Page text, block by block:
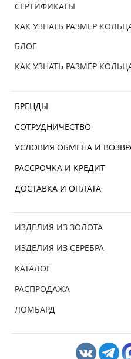
СЕРТИФИКАТЫ
КАК УЗНАТЬ РАЗМЕР
БЛОГ
КАК УЗНАТЬ РАЗМЕР
БРЕНДЫ
СОТРУДНИЧЕСТВО
УСЛОВИЯ ОБМЕНА И
РАССРОЧКА И КРЕДИТ
ДОСТАВКА И ОПЛАТА
ИЗДЕЛИЯ ИЗ ЗОЛОТА
ИЗДЕЛИЯ ИЗ СЕРЕБРА
КАТАЛОГ
РАСПРОДАЖА
ЛОМБАРД